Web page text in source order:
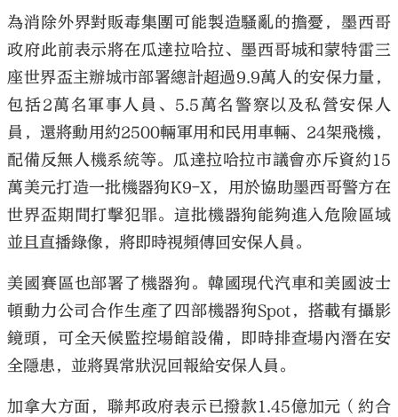
為消除外界對販毒集團可能製造騷亂的擔憂，墨西哥
政府此前表示將在瓜達拉哈拉、墨西哥城和蒙特雷三
座世界盃主辦城市部署總計超過9.9萬人的安保力量，
包括2萬名軍事人員、5.5萬名警察以及私營安保人
員，還將動用約2500輛軍用和民用車輛、24架飛機，
配備反無人機系統等。瓜達拉哈拉市議會亦斥資約15
萬美元打造一批機器狗K9-X，用於協助墨西哥警方在
世界盃期間打擊犯罪。這批機器狗能夠進入危險區域
並且直播錄像，將即時視頻傳回安保人員。
美國賽區也部署了機器狗。韓國現代汽車和美國波士
頓動力公司合作生產了四部機器狗Spot，搭載有攝影
鏡頭，可全天候監控場館設備，即時排查場內潛在安
全隱患，並將異常狀況回報給安保人員。
加拿大方面，聯邦政府表示已撥款1.45億加元（約合